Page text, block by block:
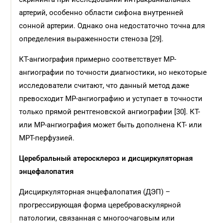
артерий, особенно области сифона внутренней
сонной артерии. Однако она недостаточно точна для
определения выраженности стеноза [29].
КТ-ангиография примерно соответствует МР-
ангиографии по точности диагностики, но некоторые
исследователи считают, что данный метод даже
превосходит МР-ангиографию и уступает в точности
только прямой рентгеновской ангиографии [30]. КТ-
или МР-ангиография может быть дополнена КТ- или
МРТ-перфузией.
Церебральный атеросклероз и дисциркуляторная
энцефалопатия
Дисциркуляторная энцефалопатия (ДЭП) –
прогрессирующая форма цереброваскулярной
патологии, связанная с многоочаговым или